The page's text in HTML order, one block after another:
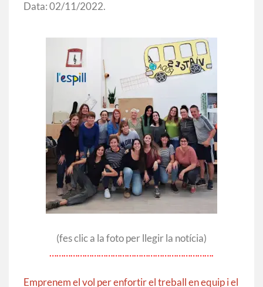
Data: 02/11/2022.
(fes clic a la foto per llegir la notícia)
…………………………………………………………….
Emprenem el vol per enfortir el treball en equip i el